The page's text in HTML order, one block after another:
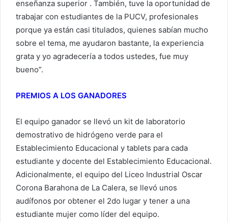
enseñanza superior . También, tuve la oportunidad de
trabajar con estudiantes de la PUCV, profesionales
porque ya están casi titulados, quienes sabían mucho
sobre el tema, me ayudaron bastante, la experiencia
grata y yo agradecería a todos ustedes, fue muy
bueno”.
PREMIOS A LOS GANADORES
El equipo ganador se llevó un kit de laboratorio
demostrativo de hidrógeno verde para el
Establecimiento Educacional y tablets para cada
estudiante y docente del Establecimiento Educacional.
Adicionalmente, el equipo del Liceo Industrial Oscar
Corona Barahona de La Calera, se llevó unos
audífonos por obtener el 2do lugar y tener a una
estudiante mujer como líder del equipo.